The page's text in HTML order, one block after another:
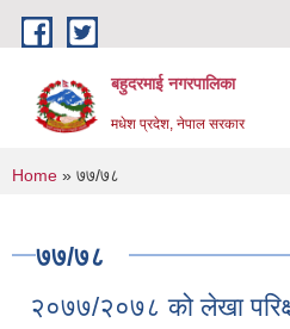
Skip to main content
बहुदरमाई नगरपालिका
मधेश प्रदेश, नेपाल सरकार
You are here
Home » ७७/७८
७७/७८
२०७७/२०७८ को लेखा